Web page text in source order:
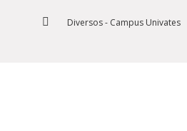
Diversos - Campus Univates